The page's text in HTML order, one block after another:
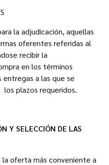
la adjudicación, aquellas
oferentes referidas al
recibir la
en los términos
a las que se
plazos requeridos.
Y SELECCIÓN DE LAS
la oferta más conveniente a